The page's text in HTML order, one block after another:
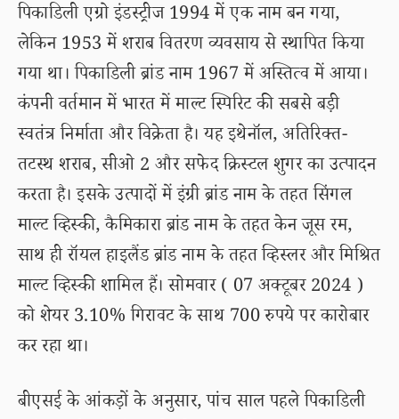
पिकाडिली एग्रो इंडस्ट्रीज 1994 में एक नाम बन गया,
लेकिन 1953 में शराब वितरण व्यवसाय से स्थापित किया
गया था। पिकाडिली ब्रांड नाम 1967 में अस्तित्व में आया।
कंपनी वर्तमान में भारत में माल्ट स्पिरिट की सबसे बड़ी
स्वतंत्र निर्माता और विक्रेता है। यह इथेनॉल, अतिरिक्त-
तटस्थ शराब, सीओ 2 और सफेद क्रिस्टल शुगर का उत्पादन
करता है। इसके उत्पादों में इंग्री ब्रांड नाम के तहत सिंगल
माल्ट व्हिस्की, कैमिकारा ब्रांड नाम के तहत केन जूस रम,
साथ ही रॉयल हाइलैंड ब्रांड नाम के तहत व्हिस्लर और मिश्रित
माल्ट व्हिस्की शामिल हैं। सोमवार ( 07 अक्टूबर 2024 )
को शेयर 3.10% गिरावट के साथ 700 रुपये पर कारोबार
कर रहा था।
बीएसई के आंकड़ों के अनुसार, पांच साल पहले पिकाडिली